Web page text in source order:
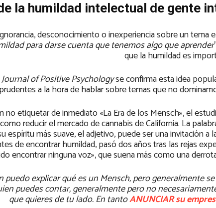
la humildad intelectual de gente
desconocimiento o inexperiencia sobre un tema
para darse cuenta que tenemos algo que aprender
que la humildad es
of Positive Psychologyse confirma esta idea
a la hora de hablar sobre temas que no
etiquetar de inmediato «La Era de los Mensch», el
reducir el mercado de cannabis de California. La
más suave, el adjetivo, puede ser una invitación a
de encontrar humildad, pasó dos años tras las rejas
encontrar ninguna voz», que suena más como una
explicar qué es un Mensch, pero generalmente
puedes contar, generalmente pero no
que quieres de tu lado. En tantoANUNCIAR su